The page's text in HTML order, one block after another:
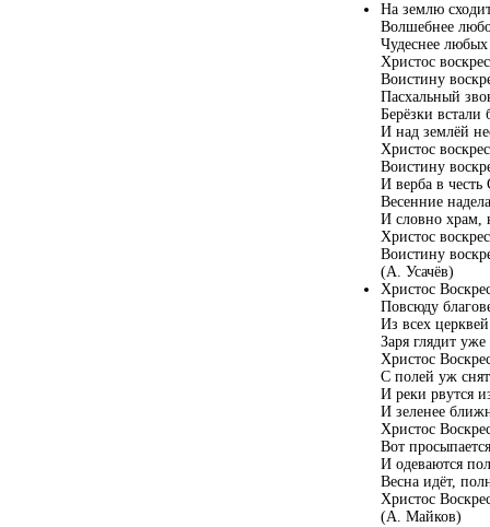
На землю
Волшебнее
Чудеснее
Христос
Воистину
Пасхальный
Берёзки
И над землёй
Христос
Воистину
И верба в честь
Весенние
И словно храм,
Христос
Воистину
(А. Усачёв)
Христос
Повсюду
Из всех
Заря глядит
Христос
С полей уж
И реки рвутся
И зеленее
Христос
Вот
И одеваются
Весна идёт,
Христос
(А. Майков)